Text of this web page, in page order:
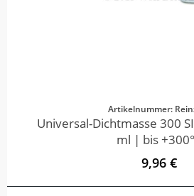
Artikelnummer:
Universal-Dichtmasse 300
ml | bis
9,96 €